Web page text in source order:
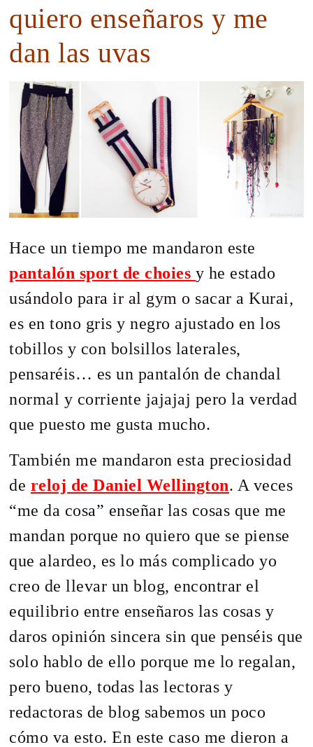
quiero enseñaros y me
dan las uvas
Hace un tiempo me mandaron este
pantalón sport de choies y he estado
usándolo para ir al gym o sacar a Kurai,
es en tono gris y negro ajustado en los
tobillos y con bolsillos laterales,
pensaréis… es un pantalón de chandal
normal y corriente jajajaj pero la verdad
que puesto me gusta mucho.
También me mandaron esta preciosidad
de reloj de Daniel Wellington. A veces
“me da cosa” enseñar las cosas que me
mandan porque no quiero que se piense
que alardeo, es lo más complicado yo
creo de llevar un blog, encontrar el
equilibrio entre enseñaros las cosas y
daros opinión sincera sin que penséis que
solo hablo de ello porque me lo regalan,
pero bueno, todas las lectoras y
redactoras de blog sabemos un poco
cómo va esto. En este caso me dieron a